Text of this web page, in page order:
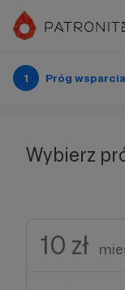
1 Próg wsparcia
Wybierz
10 zł